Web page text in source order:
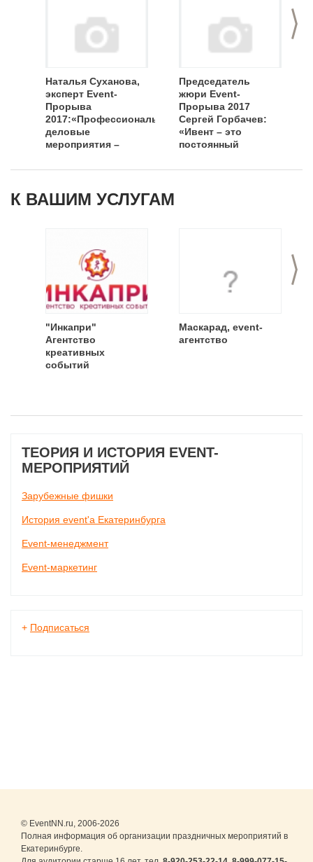
>
Наталья Суханова,
эксперт Event-
Прорыва
2017:«Профессиональные
деловые
мероприятия –
инструмент в
индустрии»
Председатель
жюри Event-
Прорыва 2017
Сергей Горбачев:
«Ивент – это
постоянный
К ВАШИМ УСЛУГАМ
>
"Инкапри"
Агентство
креативных
событий
Маскарад, event-
агентство
ТЕОРИЯ И ИСТОРИЯ EVENT-
МЕРОПРИЯТИЙ
Зарубежные фишки
История event'а Екатеринбурга
Event-менеджмент
Event-маркетинг
+ Подписаться
© EventNN.ru, 2006-2026
Полная информация об организации праздничных мероприятий в
Екатеринбурге.